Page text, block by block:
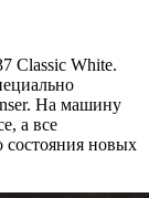
Classic White.
На машину
а все
состояния новых